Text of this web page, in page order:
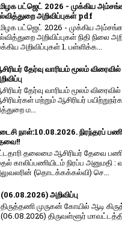
பட்ஜெட் 2026 - முக்கிய
அறிவிப்புகள் pdf
பட்ஜெட் 2026 - முக்கிய
அறிவிப்புகள் நிதி நிலை
அறிவிப்புகள் 1. பள்ளிக்க...
தேர்வு வாரியம் மூலம்
தேர்வு வாரி​யம் மூலம்
மற்​றும் ஆசிரியர்
ம...
நாள்:10.08.2026. நிரந்தரப்
தலைமை ஆசிரியர் தேவை
காலிப்பணியிடம் நிரப்ப அனுமதி
(தொடக்கக்கல்வி) செ...
அறிவிப்பு
திருத்தணி முருகன் கோயில் ஆடி
திருவள்ளூர்